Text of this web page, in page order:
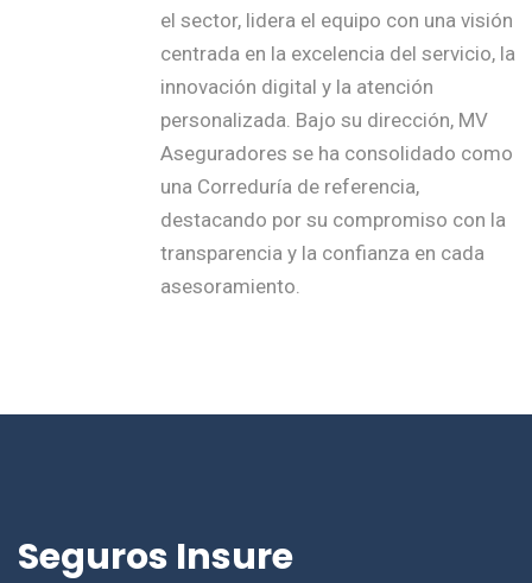
el sector, lidera el equipo con una visión
centrada en la excelencia del servicio, la
innovación digital y la atención
personalizada. Bajo su dirección, MV
Aseguradores se ha consolidado como
una Correduría de referencia,
destacando por su compromiso con la
transparencia y la confianza en cada
asesoramiento.
Seguros Insure